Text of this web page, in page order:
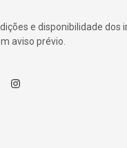
e disponibilidade dos
aviso prévio.
Instagram